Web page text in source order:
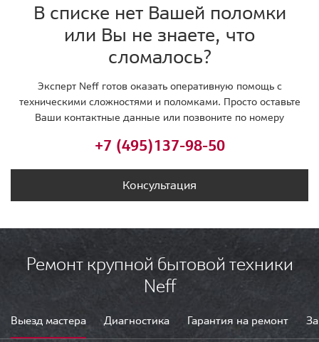
В списке нет Вашей поломки
или Вы не знаете, что
сломалось?
Эксперт Neff готов оказать оперативную помощь с
техническими сложностями и поломками. Просто оставьте
Ваши контактные данные или позвоните по номеру
+7 (495)137-98-50
Консультация
Ремонт крупной бытовой техники
Neff
Выезд мастера Диагностика Гарантия на ремонт